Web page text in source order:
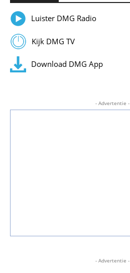
Luister DMG Radio
Kijk DMG TV
Download DMG App
- Advertentie -
- Advertentie -